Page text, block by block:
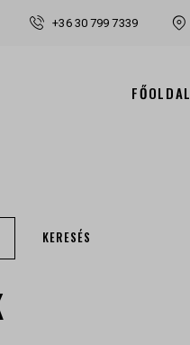
+36 30 799 7339
FŐOLDAL
KERESÉS